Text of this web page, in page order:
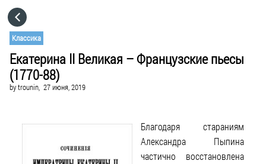
Классика
Екатерина II Великая – Французские пьесы
(1770-88)
bytrounin, 27 июня, 2019
Благодаря стараниям
Александра Пыпина
частично восстановлена
CATEGORIES
VISIT WEBSITE